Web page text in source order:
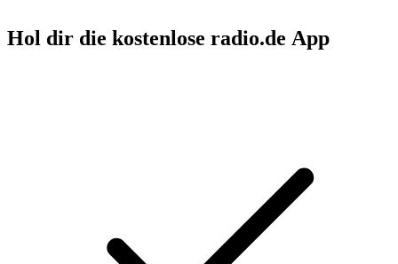
Hol dir die kostenlose radio.de App